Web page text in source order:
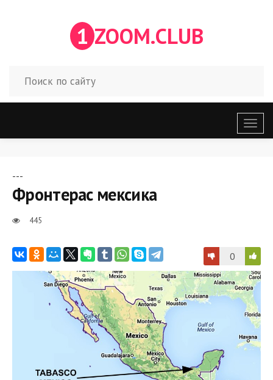
1 ZOOM.CLUB
меню
---
Фронтерас мексика
445
0